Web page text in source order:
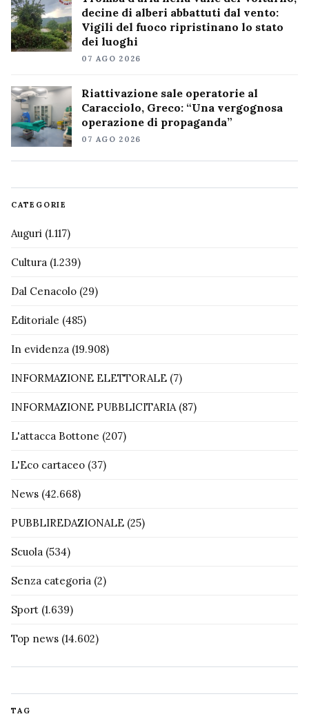
decine di alberi abbattuti dal vento:
Vigili del fuoco ripristinano lo stato
dei luoghi
07 AGO 2026
Riattivazione sale operatorie al
Caracciolo, Greco: “Una vergognosa
operazione di propaganda”
07 AGO 2026
CATEGORIE
Auguri (1.117)
Cultura (1.239)
Dal Cenacolo (29)
Editoriale (485)
In evidenza (19.908)
INFORMAZIONE ELETTORALE (7)
INFORMAZIONE PUBBLICITARIA (87)
L'attacca Bottone (207)
L'Eco cartaceo (37)
News (42.668)
PUBBLIREDAZIONALE (25)
Scuola (534)
Senza categoria (2)
Sport (1.639)
Top news (14.602)
TAG